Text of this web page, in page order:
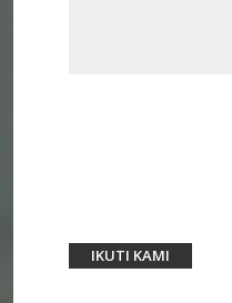
IKUTI KAMI